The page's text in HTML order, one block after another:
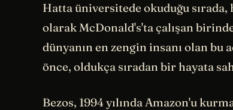
Hatta üniversitede okuduğu sırada,
olarak McDonald's'ta çalışan
dünyanın en zengin insanı olan bu
önce, oldukça sıradan bir hayata
Bezos, 1994 yılında Amazon'u